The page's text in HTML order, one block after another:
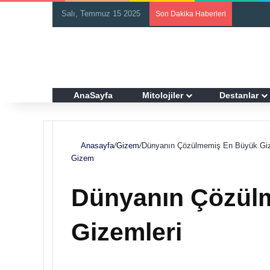
Salı, Temmuz 15 2025 Son Dakika Haberleri
AnaSayfa Mitolojiler Destanlar
Anasayfa/Gizem/Dünyanın Çözülmemiş En Büyük
Gizem
Dünyanın
Gizemleri